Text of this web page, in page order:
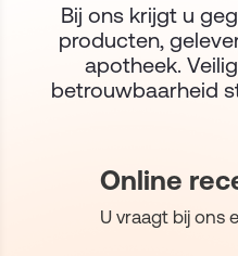
Bij ons krijgt u
producten,
apotheek.
betrouwbaarheid
Online
U vraagt bij ons